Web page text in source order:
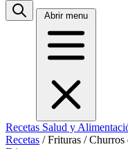
Abrir menu
Recetas Salud y
Recetas / Frituras / Churros